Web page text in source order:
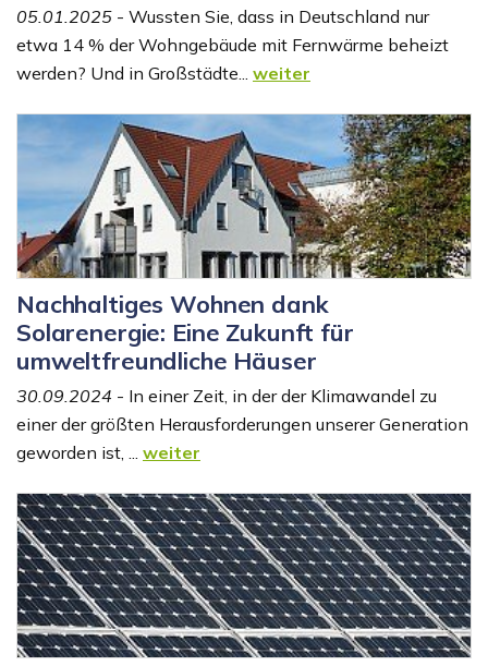
05.01.2025 - Wussten Sie, dass in Deutschland nur
etwa 14 % der Wohngebäude mit Fernwärme beheizt
werden? Und in Großstädte... weiter
Nachhaltiges Wohnen dank
Solarenergie: Eine Zukunft für
umweltfreundliche Häuser
30.09.2024 - In einer Zeit, in der der Klimawandel zu
einer der größten Herausforderungen unserer Generation
geworden ist, ... weiter